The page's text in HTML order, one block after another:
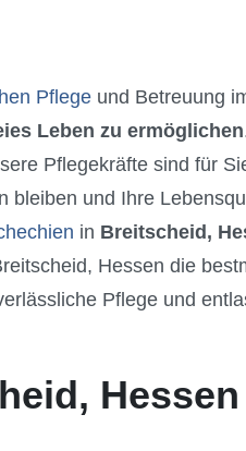
Pflege und Betreuung
Leben zu ermöglichen
Pflegekräfte sind für
bleiben und Ihre
in Breitscheid,
Hessen die
Pflege und
Hessen